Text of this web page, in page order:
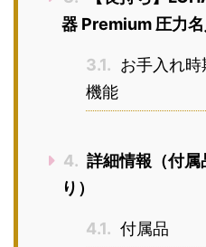
器 Premium 圧力名
3.1. お手入れ
機能
4. 詳細情報（付
り）
4.1. 付属品